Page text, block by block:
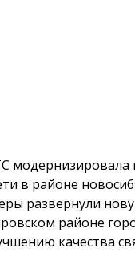
модернизировала
в районе
развернули
районе
качества